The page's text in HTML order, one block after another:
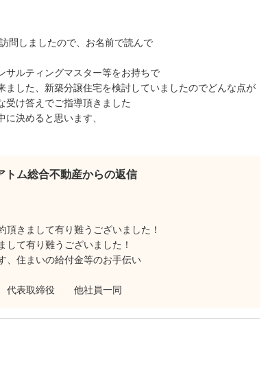
問しましたので、お名前で読んで
サルティングマスター等をお持ちで
した、新築分譲住宅を検討していましたのでどんな点が
受け答えでご指導頂きました
決めると思います、
トム総合不動産からの返信
きまして有り難うございました！
して有り難うございました！
、住まいの給付金等のお手伝い
取締役 他社員一同